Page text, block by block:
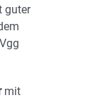
guter
mit